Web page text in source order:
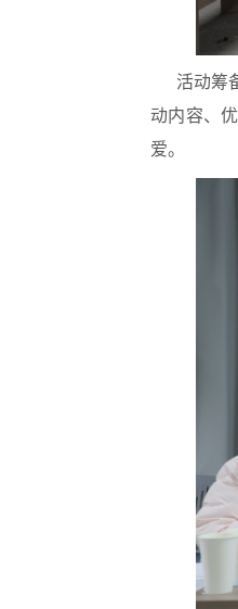
活动筹
动内容、
爱。